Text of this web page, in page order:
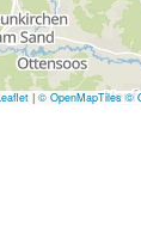
| © OpenMapTiles ©